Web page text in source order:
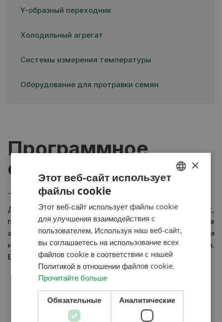
Y-образный переходник
Холодильный агрегат
Системы измерения температуры
Оборудование для протравки семян
Программное
обеспечение
Для управления работой зерносушилок,
перевалкой зерновых, применяем уникальные
автоматизированные системы, с разработанным
нами, собственным программным обеспечением.
Его основные черты:
соответствует самым высоким технологическим
стандартам.
энергоэкономия.
оснащено несколькими ступенями защиты.
ENGLISH
CROATIAN
RUSSIAN
×
Этот веб-сайт использует
файлы cookie
Этот веб-сайт использует файлы cookie
для улучшения взаимодействия с
пользователем. Используя наш веб-сайт,
вы соглашаетесь на использование всех
файлов cookie в соответствии с нашей
Политикой в ​​отношении файлов cookie.
Прочитайте больше
Обязательные Аналитические